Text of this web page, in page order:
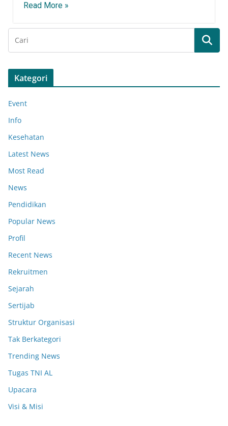
Read More »
Kategori
Event
Info
Kesehatan
Latest News
Most Read
News
Pendidikan
Popular News
Profil
Recent News
Rekruitmen
Sejarah
Sertijab
Struktur Organisasi
Tak Berkategori
Trending News
Tugas TNI AL
Upacara
Visi & Misi